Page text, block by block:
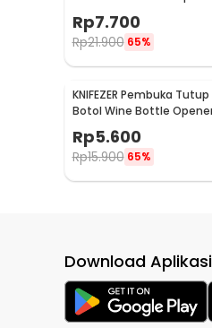
Rincian yang Anda
1 x TaffHOME
Rp7.700
Rp21.900 65%
KNIFEZER Pembuka Tutup
Botol Wine Bottle
Stainless Steel - WS01
Rp5.600
Rp15.900 65%
Download